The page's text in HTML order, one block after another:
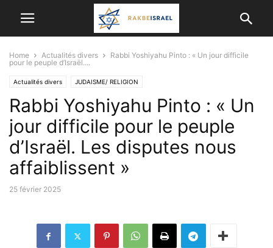
Home Actualités divers
Rabbi Yoshiyahu Pinto : « Un jour difficile
pour le peuple d’Israël....
Actualités divers JUDAISME/ RELIGION
Rabbi Yoshiyahu Pinto : « Un
jour difficile pour le peuple
d’Israël. Les disputes nous
affaiblissent »
25 février 2025